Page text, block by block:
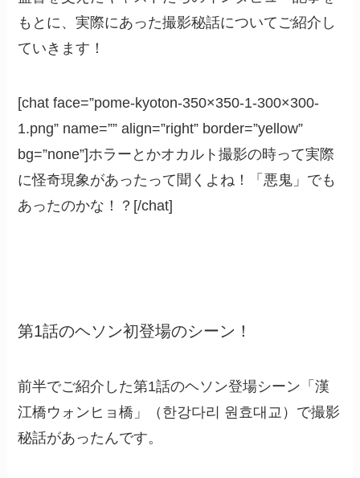
もとに、実際にあった撮影秘話についてご紹介し
ていきます！
[chat face=”pome-kyoton-350×350-1-300×300-
1.png” name=”” align=”right” border=”yellow”
bg=”none”]ホラーとかオカルト撮影の時って実際
に怪奇現象があったって聞くよね！「悪鬼」でも
あったのかな！？[/chat]
第1話のヘソン初登場のシーン！
前半でご紹介した第1話のヘソン登場シーン「漢
江橋ウォンヒョ橋」（한강다리 원효대교）で撮影
秘話があったんです。